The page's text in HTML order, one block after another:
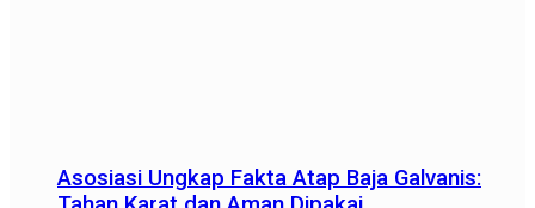
Asosiasi Ungkap Fakta Atap Baja Galvanis: